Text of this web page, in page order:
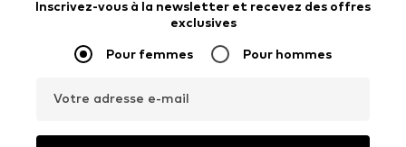
Inscrivez-vous à la newsletter et recevez des offres
exclusives
Pour femmes Pour hommes
Votre adresse e-mail